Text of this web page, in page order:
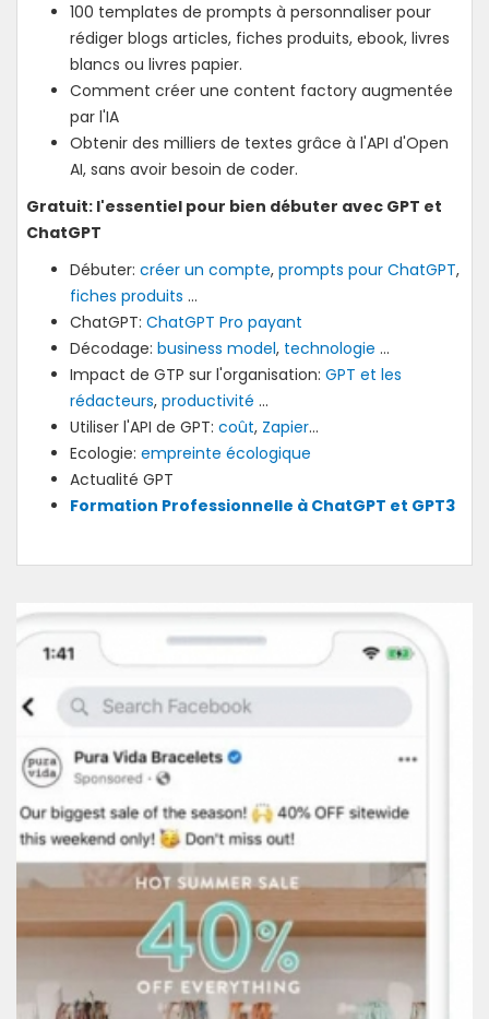
100 templates de prompts à personnaliser pour
rédiger blogs articles, fiches produits, ebook, livres
blancs ou livres papier.
Comment créer une content factory augmentée
par l'IA
Obtenir des milliers de textes grâce à l'API d'Open
AI, sans avoir besoin de coder.
Gratuit: l'essentiel pour bien débuter avec GPT et
ChatGPT
Débuter: créer un compte, prompts pour ChatGPT,
fiches produits ...
ChatGPT: ChatGPT Pro payant
Décodage: business model, technologie ...
Impact de GTP sur l'organisation: GPT et les
rédacteurs, productivité ...
Utiliser l'API de GPT: coût, Zapier...
Ecologie: empreinte écologique
Actualité GPT
Formation Professionnelle à ChatGPT et GPT3